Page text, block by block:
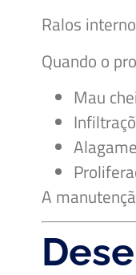
Ralos
Quando o
Mau
A